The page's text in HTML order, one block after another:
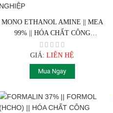
MONO ETHANOL AMINE || MEA
99% || HÓA CHẤT CÔNG
NGHIỆP
GIÁ:LIÊN HỆ
Mua Ngay